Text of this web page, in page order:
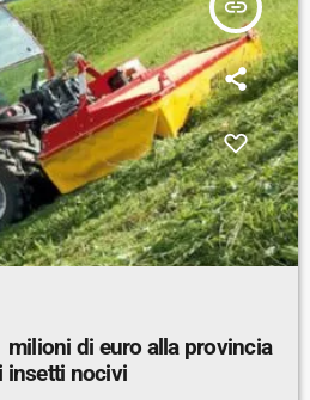
insert_link
di euro alla provincia
insetti nocivi